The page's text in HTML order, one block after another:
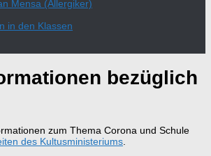
Mensa (Allergiker)
in den Klassen
bezüglich
zum Thema Corona und Schule
des Kultusministeriums